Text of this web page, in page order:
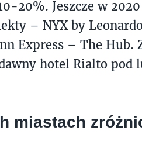
20%. Jeszcze w
– NYX by
Express – The Hub.
hotel Rialto pod
miastach